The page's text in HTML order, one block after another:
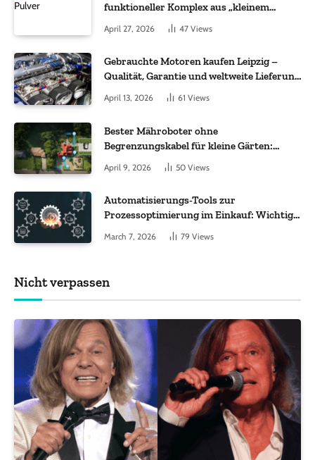
funktioneller Komplex aus „kleinem
Molekül + Metall“
April 27, 2026 47 Views
Gebrauchte Motoren kaufen Leipzig –
Qualität, Garantie und weltweite Lieferung
April 13, 2026 61 Views
Bester Mähroboter ohne
Begrenzungskabel für kleine Gärten:
Worauf es bei 200 bis 500 m² wirklich
ankommt
April 9, 2026 50 Views
Automatisierungs-Tools zur
Prozessoptimierung im Einkauf: Wichtige
Funktionen, auf die Sie achten sollten
March 7, 2026 79 Views
Nicht verpassen